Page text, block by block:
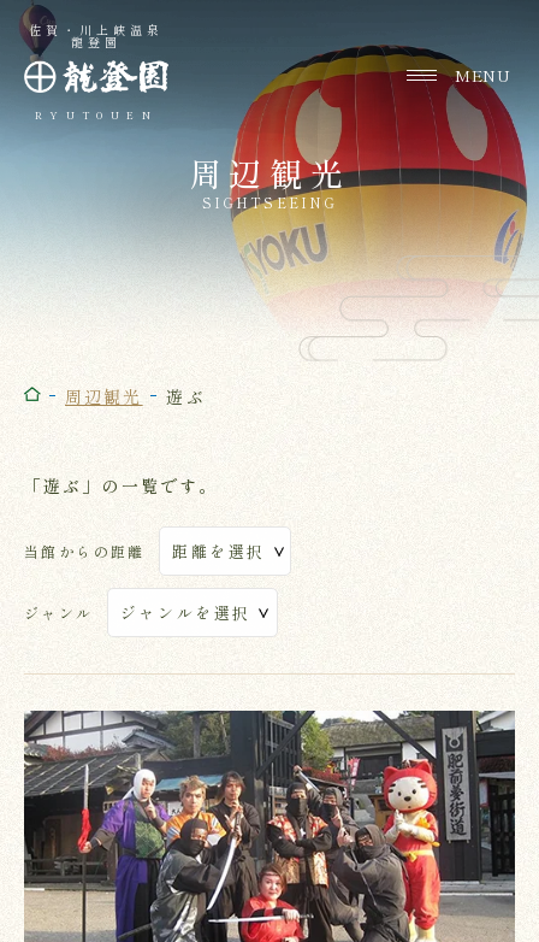
佐賀・川上峡温泉
龍登園
RYUTOUEN
周辺観光
SIGHTSEEING
周辺観光 遊ぶ
「遊ぶ」の一覧です。
当館からの距離
ジャンル